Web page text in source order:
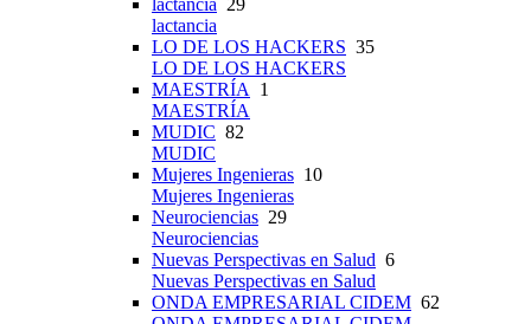
lactancia 29
lactancia
LO DE LOS HACKERS 35
LO DE LOS HACKERS
MAESTRÍA
1
MAESTRÍA
MUDIC 82
MUDIC
Mujeres Ingenieras 10
Mujeres Ingenieras
Neurociencias 29
Neurociencias
Nuevas Perspectivas en Salud 6
Nuevas Perspectivas en Salud
ONDA EMPRESARIAL CIDEM 62